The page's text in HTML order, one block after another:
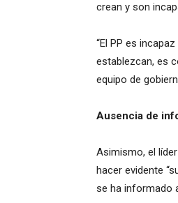
crean y son
“El PP es
establezcan, es
equipo de
Ausencia de
Asimismo, el
hacer evidente
se ha informado